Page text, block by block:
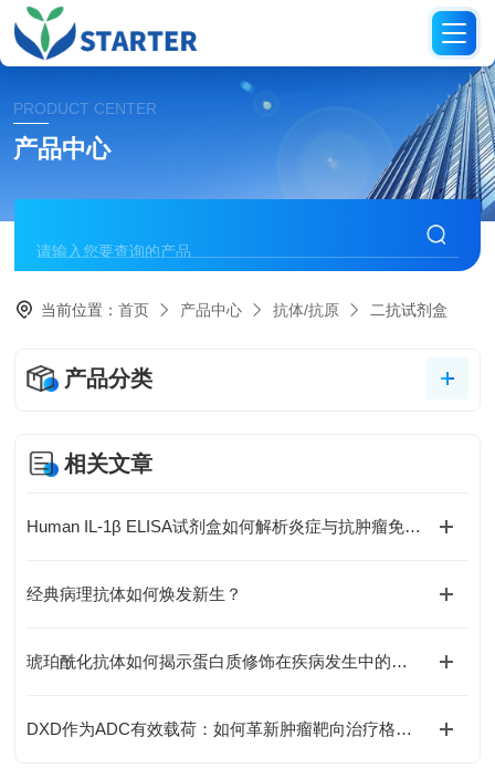
PRODUCT CENTER
产品中心
当前位置：首页 产品中心 抗体/抗原 二抗试剂盒
产品分类
相关文章
Human IL-1β ELISA试剂盒如何解析炎症与抗肿瘤免疫的复杂关联？
经典病理抗体如何焕发新生？
琥珀酰化抗体如何揭示蛋白质修饰在疾病发生中的关键作用？
DXD作为ADC有效载荷：如何革新肿瘤靶向治疗格局？